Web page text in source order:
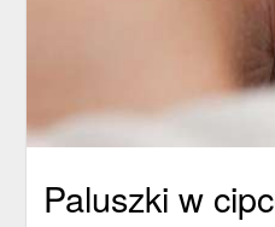
Paluszki w